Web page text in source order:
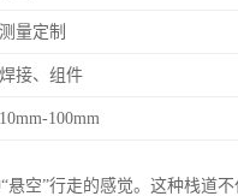
测量定制
焊接、组件
10mm-100mm
空”行走的感觉。这种栈道不